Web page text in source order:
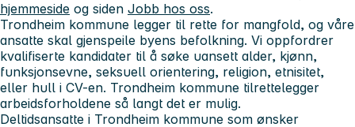
hjemmeside og siden Jobb hos oss.
Trondheim kommune legger til rette for mangfold, og våre
ansatte skal gjenspeile byens befolkning. Vi oppfordrer
kvalifiserte kandidater til å søke uansett alder, kjønn,
funksjonsevne, seksuell orientering, religion, etnisitet,
eller hull i CV-en. Trondheim kommune tilrettelegger
arbeidsforholdene så langt det er mulig.
Deltidsansatte i Trondheim kommune som ønsker